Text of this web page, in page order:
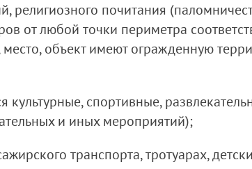
религиозного почитания
от любой точки периметра
объект имеют огражденную
культурные, спортивные,
и иных мероприятий);
транспорта, тротуарах,